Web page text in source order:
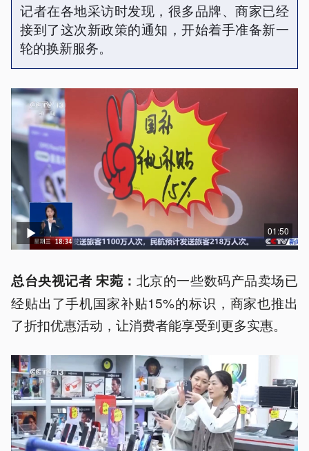
记者在各地采访时发现，很多品牌、商家已经
接到了这次新政策的通知，开始着手准备新一
轮的换新服务。
01:50
总台央视记者 宋菀： 北京的一些数码产品卖场已
经贴出了手机国家补贴15%的标识，商家也推出
了折扣优惠活动，让消费者能享受到更多实惠。